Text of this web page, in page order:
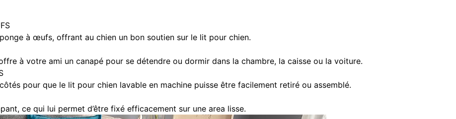
à œufs, offrant au chien un bon soutien sur le lit pour chien.
à votre ami un canapé pour se détendre ou dormir dans la chambre, la caisse ou la voiture.
pour que le lit pour chien lavable en machine puisse être facilement retiré ou assemblé.
ce qui lui permet d’être fixé efficacement sur une area lisse.